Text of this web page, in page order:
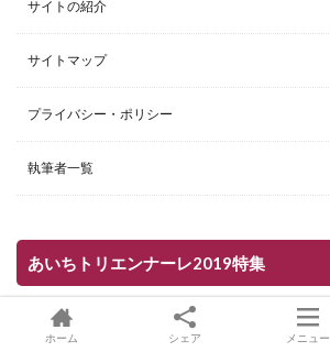
サイトの紹介
サイトマップ
プライバシー・ポリシー
執筆者一覧
あいちトリエンナーレ2019特集
ホーム シェア メニュー